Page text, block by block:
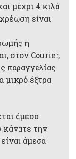
μέχρι 4 κιλά
είναι
η
στον Courier,
παραγγελίας
μικρό έξτρα
άμεσα
κάνατε την
άμεσα